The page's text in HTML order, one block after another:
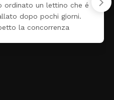
ordinato un lettino che é
dopo pochi giorni.
la concorrenza